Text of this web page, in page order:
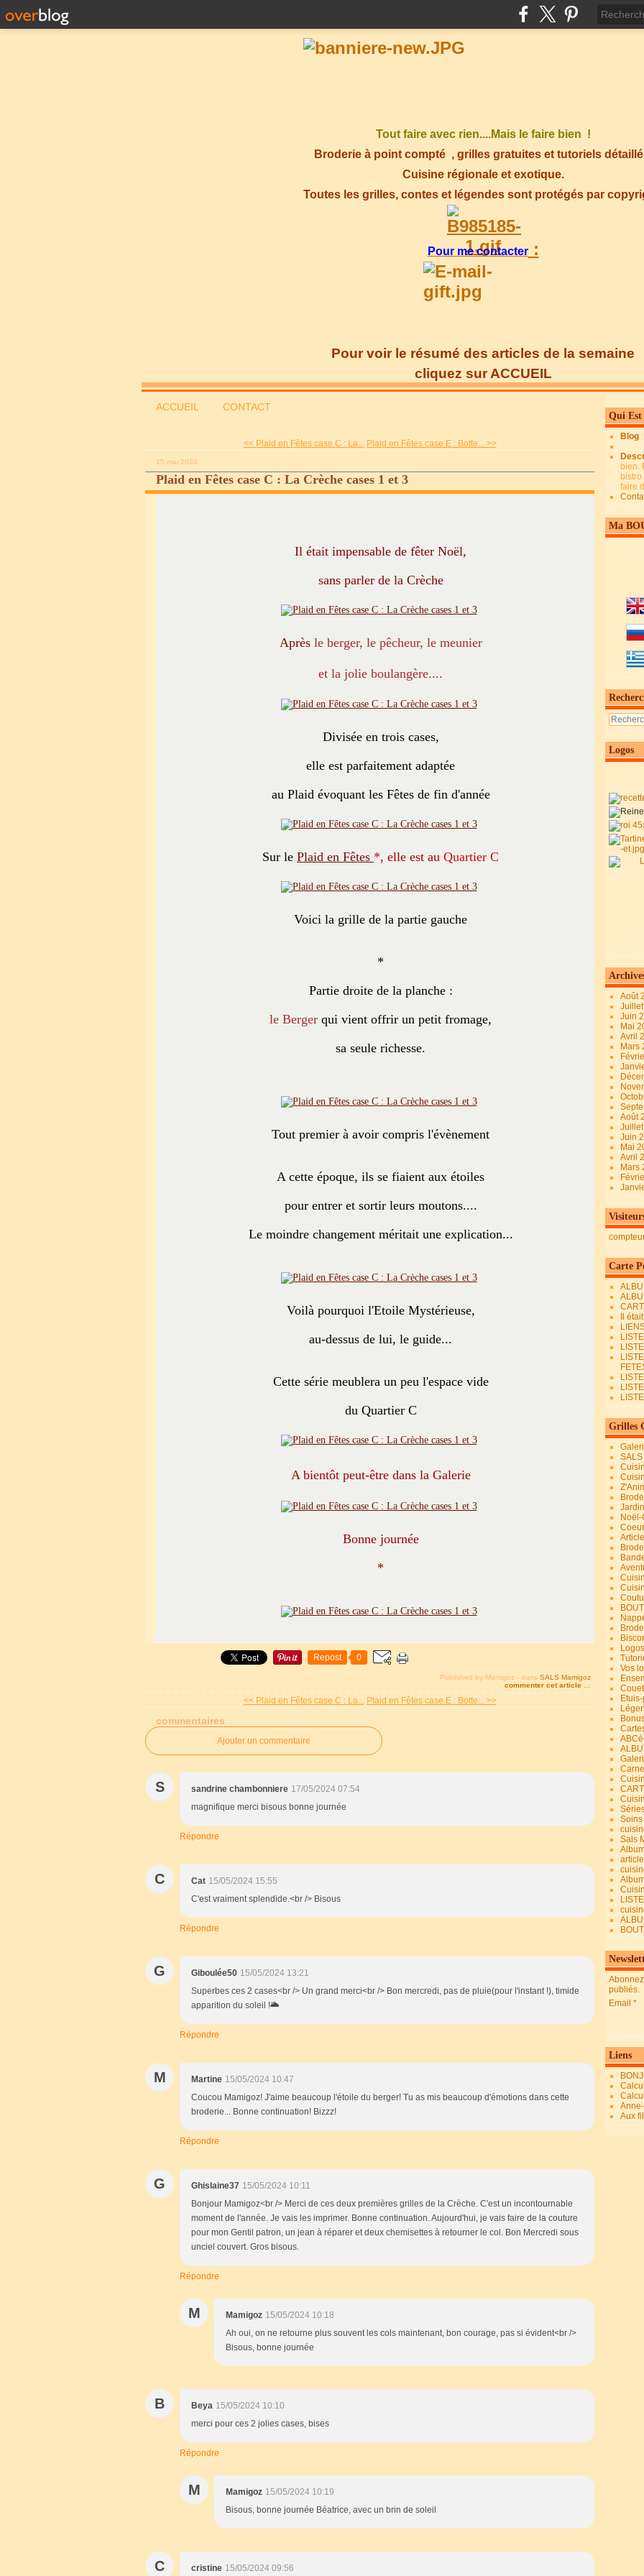
Tout faire avec rien....Mais le faire bien !
Broderie à point compté , grilles gratuites et tutoriels
Cuisine régionale et exotique.
Toutes les grilles, contes et légendes sont protégés par
Pour me contacter:
Pour voir le résumé des articles de la semaine
cliquez sur ACCUEIL
ACCUEIL CONTACT
<< Plaid en Fêtes case C : La... Plaid en Fêtes case E : Botte... >>
15 mai 2024
Plaid en Fêtes case C : La Crèche cases 1 et 3
Il était impensable de fêter Noël,
sans parler de la Crèche
Après le berger, le pêcheur, le meunier
et la jolie boulangère....
Divisée en trois cases,
elle est parfaitement adaptée
au Plaid évoquant les Fêtes de fin d'année
Sur le Plaid en Fêtes *, elle est au Quartier C
Voici la grille de la partie gauche
*
Partie droite de la planche :
le Berger qui vient offrir un petit fromage,
sa seule richesse.
Tout premier à avoir compris l'évènement
A cette époque, ils se fiaient aux étoiles
pour entrer et sortir leurs moutons....
Le moindre changement méritait une explication...
Voilà pourquoi l'Etoile Mystérieuse,
au-dessus de lui, le guide...
Cette série meublera un peu l'espace vide
du Quartier C
A bientôt peut-être dans la Galerie
Bonne journée
*
Repost 0
Published by Mamigoz - dans SALS Mamigoz
commenter cet article
<< Plaid en Fêtes case C : La... Plaid en Fêtes case E : Botte... >>
commentaires
Ajouter un commentaire
S sandrine chambonniere 17/05/2024 07:54
magnifique merci bisous bonne journée
Répondre
C Cat 15/05/2024 15:55
C'est vraiment splendide.<br /> Bisous
Répondre
G Giboulée50 15/05/2024 13:21
Superbes ces 2 cases<br /> Un grand merci<br /> Bon mercredi, pas de pluie(pour l'instant !), timide
apparition du soleil !🌥️
Répondre
M Martine 15/05/2024 10:47
Coucou Mamigoz! J'aime beaucoup l'étoile du berger! Tu as mis beaucoup d'émotions dans cette
broderie... Bonne continuation! Bizzz!
Répondre
G Ghislaine37 15/05/2024 10:11
Bonjour Mamigoz<br /> Merci de ces deux premières grilles de la Crèche. C'est un incontournable
moment de l'année. Je vais les imprimer. Bonne continuation. Aujourd'hui, je vais faire de la couture
pour mon Gentil patron, un jean à réparer et deux chemisettes à retourner le col. Bon Mercredi sous
unciel couvert. Gros bisous.
Répondre
M Mamigoz 15/05/2024 10:18
Ah oui, on ne retourne plus souvent les cols maintenant, bon courage, pas si évident<br />
Bisous, bonne journée
B Beya 15/05/2024 10:10
merci pour ces 2 jolies cases, bises
Répondre
M Mamigoz 15/05/2024 10:19
Bisous, bonne journée Béatrice, avec un brin de soleil
C cristine 15/05/2024 09:56
Qui Est
Blog
bien.
faire
Ma
Logos
Août
Juin
Mai
Avril
Mars
Août
Juin
Mai
Avril
Mars
Carte
Il
Grilles
Vos
Sals
article
publiés.
Email
Liens
Aux